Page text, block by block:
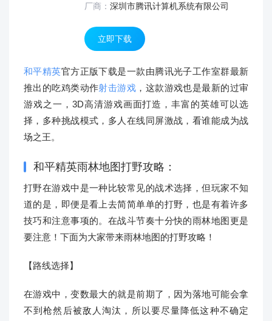
厂商： 深圳市腾讯计算机系统有限公司
立即下载
和平精英官方正版下载是一款由腾讯光子工作室群最新
推出的吃鸡类动作射击游戏 ，这款游戏也是最新的过审
游戏之一，3D高清游戏画面打造，丰富的英雄可以选
择，多种挑战模式，多人在线同屏激战，看谁能成为战
场之王。
和平精英雨林地图打野攻略：
打野在游戏中是一种比较常见的战术选择，但玩家不知
道的是，即便是看上去简简单单的打野，也是有着许多
技巧和注意事项的。在战斗节奏十分快的雨林地图更是
要注意！下面为大家带来雨林地图的打野攻略！
【路线选择】
在游戏中，变数最大的就是前期了，因为落地可能会拿
不到枪然后被敌人淘汰，所以要尽量降低这种不确定